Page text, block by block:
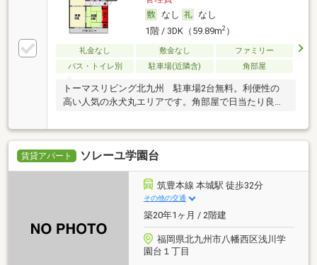
なし
なし
1階 / 3DK（59.89m2）
礼金なし 敷金なし
ファミリー
バス・トイレ別
駐車場(近隣含) 角部屋
トーマスリビング北九州 駐車場2台無料。利便性の
高い人気の永犬丸エリアです。角部屋で日当たり良
賃貸アパート ソレーユ学園台
筑豊本線 本城駅 徒歩32分
その他の交通
築20年1ヶ月 / 2階建
福岡県北九州市八幡西区浅川学
園台１丁目